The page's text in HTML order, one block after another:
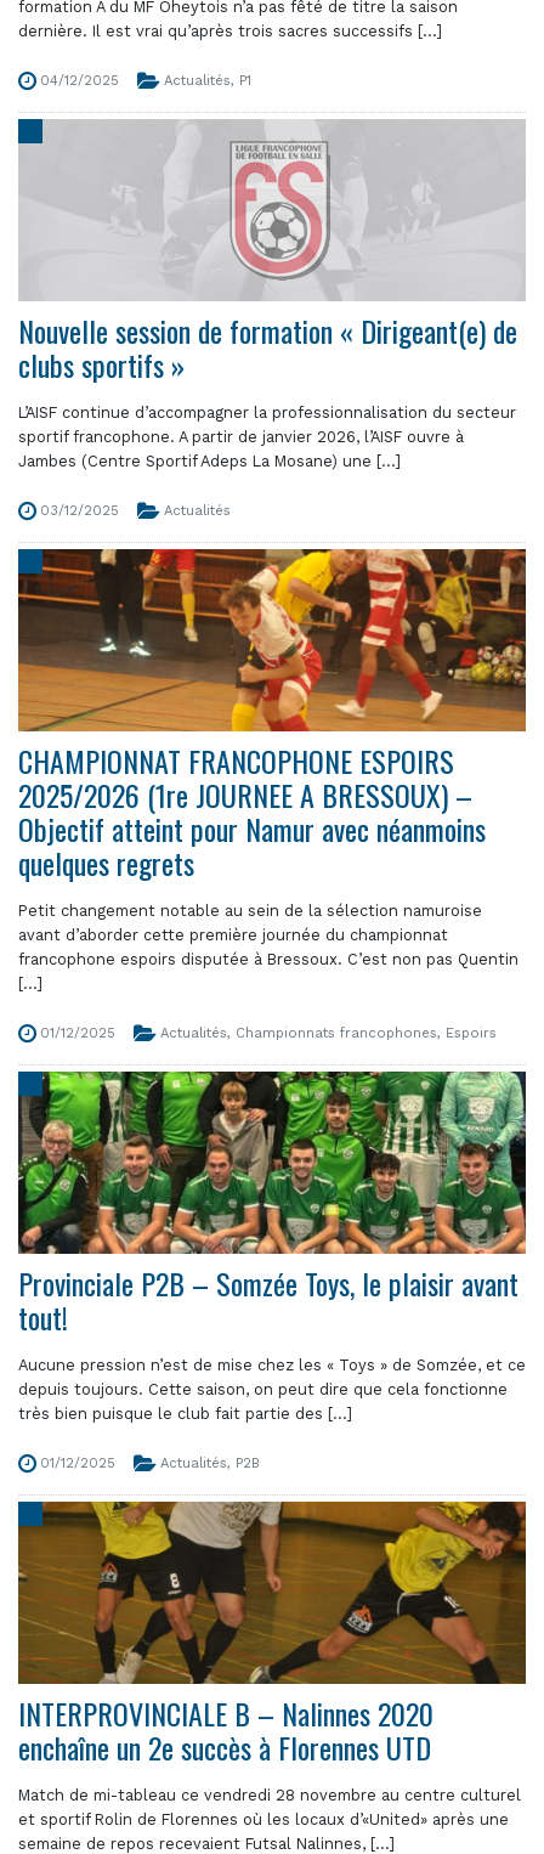
formation A du MF Oheytois n’a pas fêté de titre la saison
dernière. Il est vrai qu’après trois sacres successifs [...]
04/12/2025 Actualités, P1
Nouvelle session de formation « Dirigeant(e) de
clubs sportifs »
L’AISF continue d’accompagner la professionnalisation du secteur
sportif francophone. A partir de janvier 2026, l’AISF ouvre à
Jambes (Centre Sportif Adeps La Mosane) une [...]
03/12/2025 Actualités
CHAMPIONNAT FRANCOPHONE ESPOIRS
2025/2026 (1re JOURNEE A BRESSOUX) –
Objectif atteint pour Namur avec néanmoins
quelques regrets
Petit changement notable au sein de la sélection namuroise
avant d’aborder cette première journée du championnat
francophone espoirs disputée à Bressoux. C’est non pas Quentin
[...]
01/12/2025 Actualités, Championnats francophones, Espoirs
Provinciale P2B – Somzée Toys, le plaisir avant
tout!
Aucune pression n’est de mise chez les « Toys » de Somzée, et ce
depuis toujours. Cette saison, on peut dire que cela fonctionne
très bien puisque le club fait partie des [...]
01/12/2025 Actualités, P2B
INTERPROVINCIALE B – Nalinnes 2020
enchaîne un 2e succès à Florennes UTD
Match de mi-tableau ce vendredi 28 novembre au centre culturel
et sportif Rolin de Florennes où les locaux d’«United» après une
semaine de repos recevaient Futsal Nalinnes, [...]